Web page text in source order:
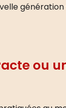
ou un